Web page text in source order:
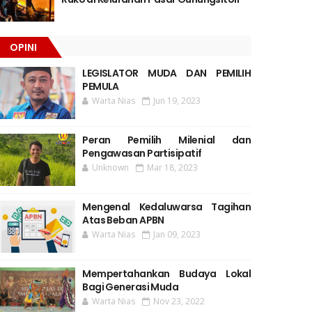
OPINI
LEGISLATOR MUDA DAN PEMILIH
PEMULA
Warta Nias Jun 19, 2023
Peran Pemilih Milenial dan
Pengawasan Partisipatif
Unknown Mar 18, 2023
Mengenal Kedaluwarsa Tagihan
Atas Beban APBN
Warta Nias Jan 09, 2023
Mempertahankan Budaya Lokal
Bagi Generasi Muda
Warta Nias Nov 23, 2022